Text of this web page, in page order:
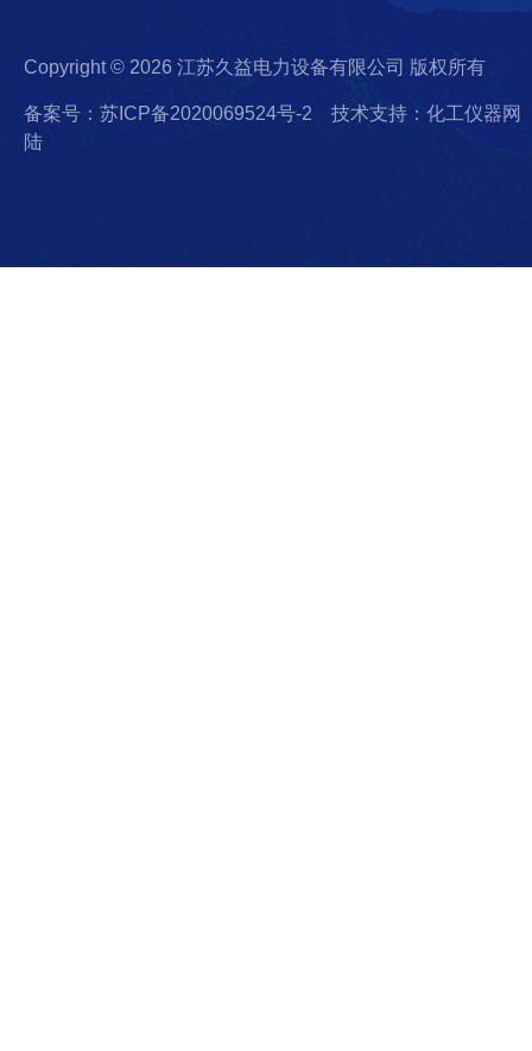
Copyright © 2026 江苏久益电力设备有限公司 版权所有
备案号：苏ICP备2020069524号-2
技术支持：化工仪器网
陆